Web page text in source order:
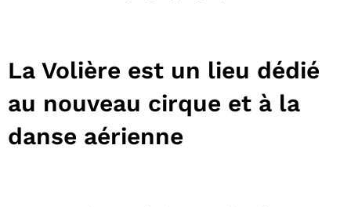
La Volière est un lieu dédié
au nouveau cirque et à la
danse aérienne